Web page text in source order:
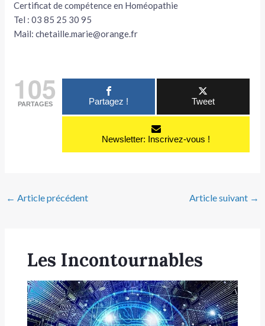
Certificat de compétence en Homéopathie
Tel : 03 85 25 30 95
Mail: chetaille.marie@orange.fr
105
PARTAGES Partagez ! Tweet
Newsletter: Inscrivez-vous !
← Article précédent Article suivant →
Les Incontournables